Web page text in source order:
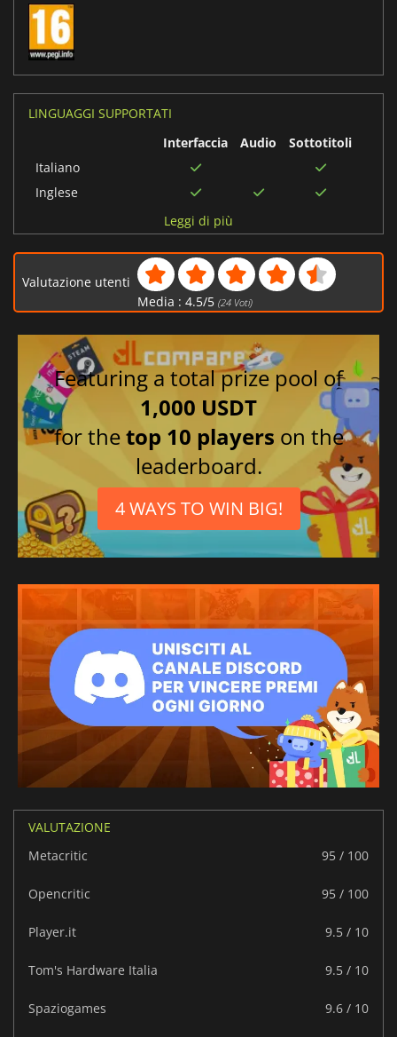
LINGUAGGI SUPPORTATI
Interfaccia
Audio
Sottotitoli
Italiano
Inglese
Tedesco
Coreano
Spagnolo
Cinese semplificato
Leggi di più
Valutazione utenti
Media : 4.5/5 (24Voti)
Featuring a total prize pool of
1,000 USDT
for thetop 10 players on the
leaderboard.
4 WAYS TO WIN BIG!
VALUTAZIONE
Metacritic
95 / 100
Opencritic 95 / 100
Player.it 9.5 / 10
Tom's Hardware Italia 9.5 / 10
Spaziogames 9.6 / 10